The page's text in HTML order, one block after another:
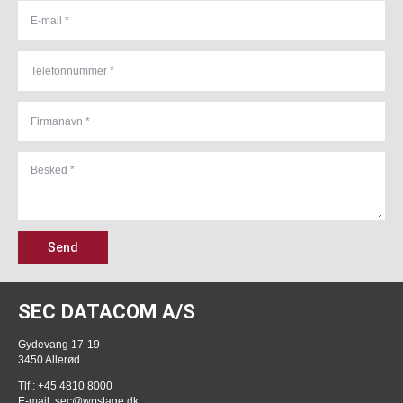
Send
SEC DATACOM A/S
Gydevang 17-19
3450 Allerød
Tlf.: +45 4810 8000